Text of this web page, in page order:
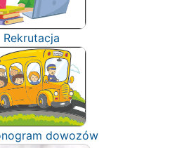
Rekrutacja
dowozów